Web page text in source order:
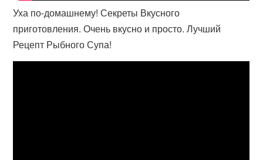
Уха по-домашнему! Секреты Вкусного
приготовления. Очень вкусно и просто. Лучший
Рецепт Рыбного Супа!